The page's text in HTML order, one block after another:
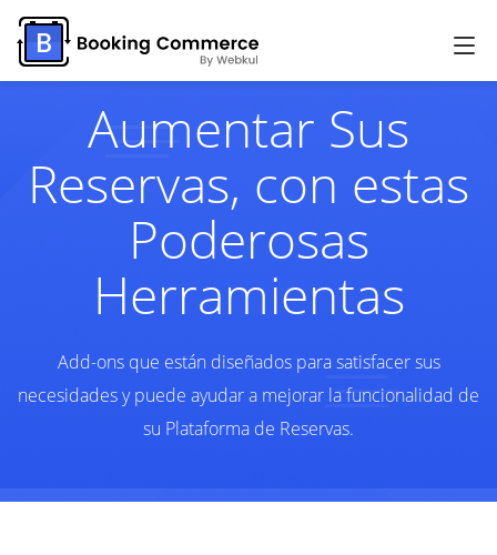
Aumentar Sus
Reservas, con estas
Poderosas
Herramientas
Add-ons que están diseñados para satisfacer sus
necesidades y puede ayudar a mejorar la funcionalidad de
su Plataforma de Reservas.